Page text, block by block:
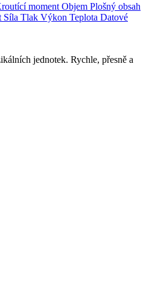
moment Objem Plošný obsah
Síla Tlak Výkon Teplota Datové
jednotek. Rychle, přesně a